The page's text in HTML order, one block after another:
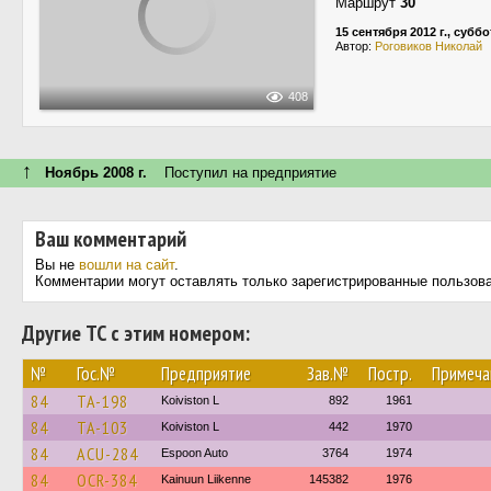
408
15 сентября 2012 г.,
Автор: Роговиков Николай
↑ Ноябрь 2008 г. Поступил на предприятие
Ваш комментарий
Вы не вошли на сайт.
Комментарии могут оставлять только зарегистрированные
Другие ТС с этим номером:
№ Гос.№ Предприятие Зав.№ Постр.
84 TA-198 Koiviston L 892 1961
84 TA-103 Koiviston L 442 1970
84 ACU-284 Espoon Auto 3764 1974
84 OCR-384 Kainuun Liikenne 145382 1976